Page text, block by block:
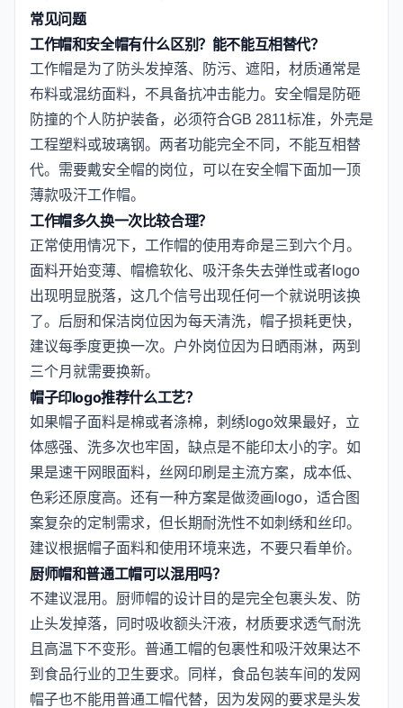
常见问题
工作帽和安全帽有什么区别？能不能互相替代？
工作帽是为了防头发掉落、防污、遮阳，材质通常是
布料或混纺面料，不具备抗冲击能力。安全帽是防砸
防撞的个人防护装备，必须符合GB 2811标准，外壳是
工程塑料或玻璃钢。两者功能完全不同，不能互相替
代。需要戴安全帽的岗位，可以在安全帽下面加一顶
薄款吸汗工作帽。
工作帽多久换一次比较合理？
正常使用情况下，工作帽的使用寿命是三到六个月。
面料开始变薄、帽檐软化、吸汗条失去弹性或者logo
出现明显脱落，这几个信号出现任何一个就说明该换
了。后厨和保洁岗位因为每天清洗，帽子损耗更快，
建议每季度更换一次。户外岗位因为日晒雨淋，两到
三个月就需要换新。
帽子印logo推荐什么工艺？
如果帽子面料是棉或者涤棉，刺绣logo效果最好，立
体感强、洗多次也牢固，缺点是不能印太小的字。如
果是速干网眼面料，丝网印刷是主流方案，成本低、
色彩还原度高。还有一种方案是做烫画logo，适合图
案复杂的定制需求，但长期耐洗性不如刺绣和丝印。
建议根据帽子面料和使用环境来选，不要只看单价。
厨师帽和普通工帽可以混用吗？
不建议混用。厨师帽的设计目的是完全包裹头发、防
止头发掉落，同时吸收额头汗液，材质要求透气耐洗
且高温下不变形。普通工帽的包裹性和吸汗效果达不
到食品行业的卫生要求。同样，食品包装车间的发网
帽子也不能用普通工帽代替，因为发网的要求是头发